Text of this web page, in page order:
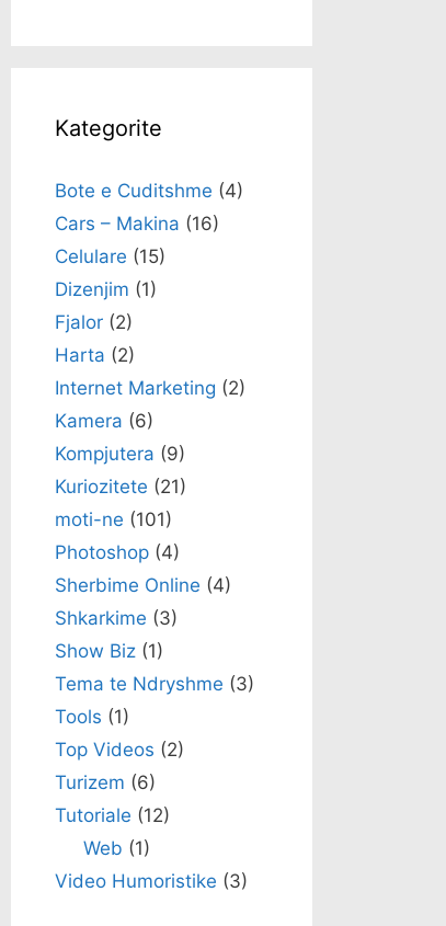
Kategorite
Bote e Cuditshme (4)
Cars – Makina (16)
Celulare (15)
Dizenjim (1)
Fjalor (2)
Harta (2)
Internet Marketing (2)
Kamera (6)
Kompjutera (9)
Kuriozitete (21)
moti-ne (101)
Photoshop (4)
Sherbime Online (4)
Shkarkime (3)
Show Biz (1)
Tema te Ndryshme (3)
Tools (1)
Top Videos (2)
Turizem (6)
Tutoriale (12)
Web (1)
Video Humoristike (3)